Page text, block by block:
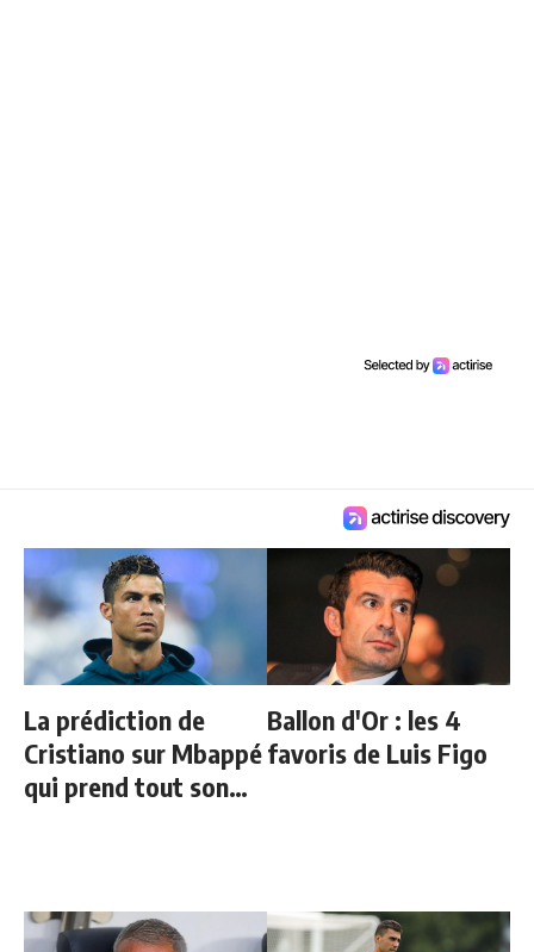
La prédiction de
Cristiano sur Mbappé
qui prend tout son
Ballon d'Or : les 4
favoris de Luis Figo